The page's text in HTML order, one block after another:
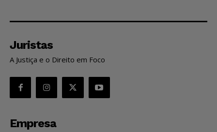
Juristas
A Justiça e o Direito em Foco
Empresa